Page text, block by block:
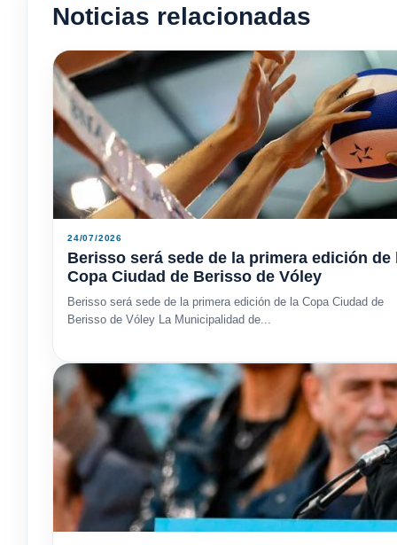
Noticias relacionadas
24/07/2026
Berisso será sede de la primera edición de
Copa Ciudad de Berisso de Vóley
Berisso será sede de la primera edición de la Copa Ciudad de
Berisso de Vóley La Municipalidad de...